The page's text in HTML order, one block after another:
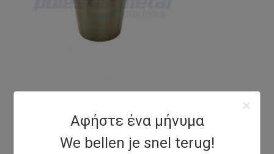
Αφήστε ένα μήνυμα
We bellen je snel terug!